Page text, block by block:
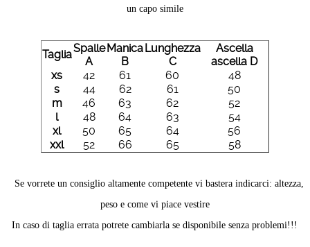
un capo simile
TagliaSpalle
A
Manica
B
Lunghezza
C
Ascella
ascella D
xs
42 61 60
48
s
44 62 61
50
m
46 63 62
52
l
48 64 63
54
xl
50 65 64
56
xxl
52 66 65 58
Se vorrete un consiglio altamente competente vi bastera indicarci: altezza,
peso e come vi piace vestire
In caso di taglia errata potrete cambiarla se disponibile senza problemi!!!